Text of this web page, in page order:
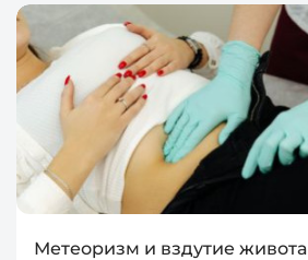
Метеоризм и вздутие живота